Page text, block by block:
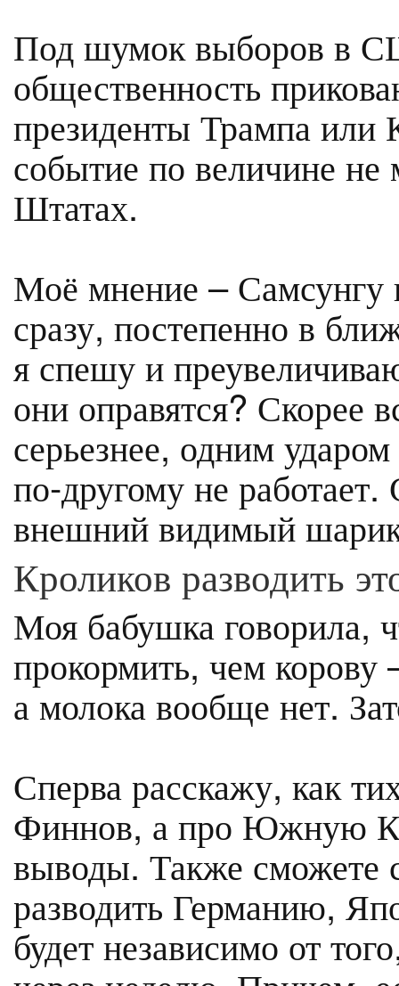
Под шумок выборов в
общественность
президенты Трампа или
событие по величине
Штатах.
Моё мнение –
сразу, постепенно в
я спешу и
они оправятся? Скорее
серьезнее, одним
по-другому не
внешний видимый
Кроликов разводить
Моя бабушка говорила,
прокормить, чем
а молока вообще нет.
Сперва расскажу, как
Финнов, а про Южную
выводы. Также сможете
разводить Германию,
будет независимо от